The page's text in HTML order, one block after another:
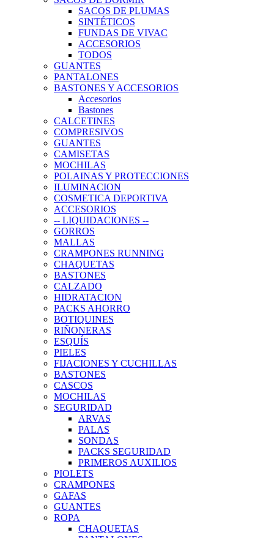
SACOS DE PLUMAS
SINTÉTICOS
FUNDAS DE VIVAC
ACCESORIOS
TODOS
GUANTES
PANTALONES
BASTONES Y ACCESORIOS
Accesorios
Bastones
CALCETINES
COMPRESIVOS
GUANTES
CAMISETAS
MOCHILAS
POLAINAS Y PROTECCIONES
ILUMINACION
COSMETICA DEPORTIVA
ACCESORIOS
-- LIQUIDACIONES --
GORROS
MALLAS
CRAMPONES RUNNING
CHAQUETAS
BASTONES
CALZADO
HIDRATACION
PACKS AHORRO
BOTIQUINES
RIÑONERAS
ESQUÍS
PIELES
FIJACIONES Y CUCHILLAS
BASTONES
CASCOS
MOCHILAS
SEGURIDAD
ARVAS
PALAS
SONDAS
PACKS SEGURIDAD
PRIMEROS AUXILIOS
PIOLETS
CRAMPONES
GAFAS
GUANTES
ROPA
CHAQUETAS